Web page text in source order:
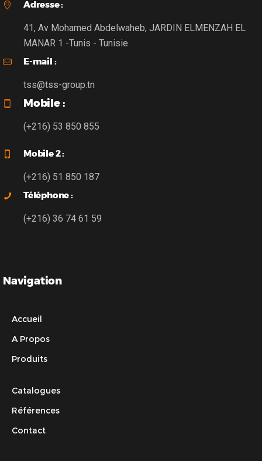
Adresse :
41, Av Mohamed Abdelwaheb, JARDIN ELMENZAH EL
MANAR 1 -Tunis - Tunisie
E-mail :
tss@tss-group.tn
Mobile :
(+216) 53 850 855
Mobile 2 :
(+216) 51 850 187
Téléphone :
(+216) 36 74 61 59
Navigation
Accueil
A Propos
Produits
Catalogues
Références
Contact